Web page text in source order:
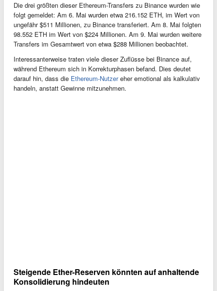
Die drei größten dieser Ethereum-Transfers zu Binance wurden wie
folgt gemeldet: Am 6. Mai wurden etwa 216.152 ETH, im Wert von
ungefähr $511 Millionen, zu Binance transferiert. Am 8. Mai folgten
98.552 ETH im Wert von $224 Millionen. Am 9. Mai wurden weitere
Transfers im Gesamtwert von etwa $288 Millionen beobachtet.
Interessanterweise traten viele dieser Zuflüsse bei Binance auf,
während Ethereum sich in Korrekturphasen befand. Dies deutet
darauf hin, dass die Ethereum-Nutzereher emotional als kalkulativ
handeln, anstatt Gewinne mitzunehmen.
Steigende Ether-Reserven könnten auf anhaltende
Konsolidierung hindeuten